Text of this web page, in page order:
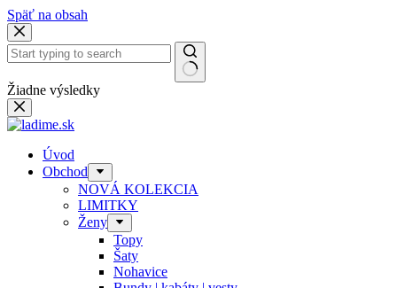
Späť na obsah
Žiadne výsledky
Úvod
Obchod
NOVÁ KOLEKCIA
LIMITKY
Ženy
Topy
Šaty
Nohavice